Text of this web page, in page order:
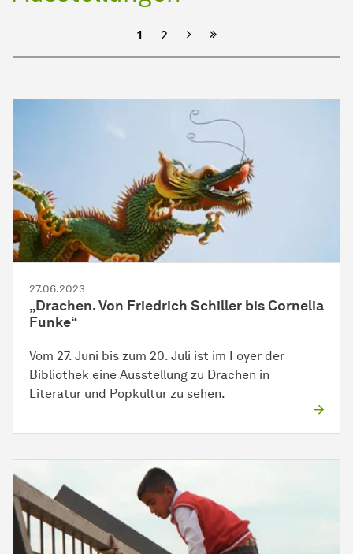
1 2 Nächste
27.06.2023
„Drachen. Von Friedrich Schiller bis Cornelia
Funke“
Vom 27. Juni bis zum 20. Juli ist im Foyer der
Bibliothek eine Ausstellung zu Drachen in
Literatur und Popkultur zu sehen.